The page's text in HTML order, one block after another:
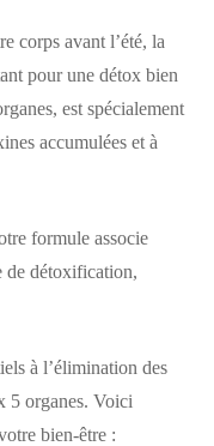
corps avant l’été, la
pour une détox bien
est spécialement
accumulées et à
formule associe
de détoxification,
à l’élimination des
5 organes. Voici
bien-être :